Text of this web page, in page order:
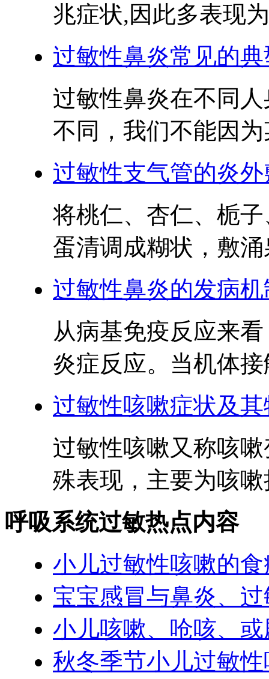
兆症状,因此多表现
过敏性鼻炎常见的
过敏性鼻炎在不同
不同，我们不能因
过敏性支气管的炎
将桃仁、杏仁、栀
蛋清调成糊状，敷
过敏性鼻炎的发病
从病基免疫反应来
炎症反应。当机体
过敏性咳嗽症状及
过敏性咳嗽又称咳
殊表现，主要为咳
呼吸系统过敏热点内容
小儿过敏性咳嗽的
宝宝感冒与鼻炎、
小儿咳嗽、呛咳、
秋冬季节小儿过敏